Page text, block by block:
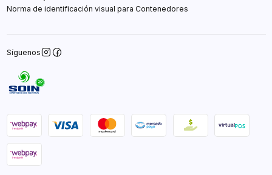
Norma de identificación visual para Contenedores
Síguenos